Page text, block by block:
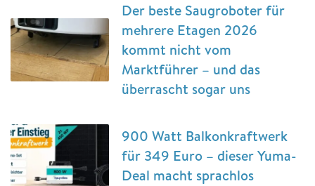
Der beste Saugroboter für
mehrere Etagen 2026
kommt nicht vom
Marktführer – und das
überrascht sogar uns
900 Watt Balkonkraftwerk
für 349 Euro – dieser Yuma-
Deal macht sprachlos